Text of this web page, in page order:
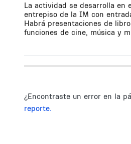
La actividad se desarrolla en
entrepiso de la IM con
Habrá presentaciones de
funciones de cine, música y
¿Encontraste un error en la
reporte.